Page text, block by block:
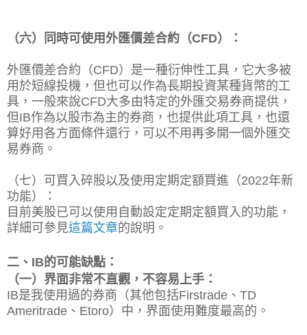
（六）同時可使用外匯價差合約（CFD）：
外匯價差合約（CFD）是一種衍伸性工具，它大多被
用於短線投機，但也可以作為長期投資某種貨幣的工
具，一般來說CFD大多由特定的外匯交易券商提供，
但IB作為以股市為主的券商，也提供此項工具，也還
算好用各方面條件還行，可以不用再多開一個外匯交
易券商。
（七）可買入碎股以及使用定期定額買進（2022年新
功能）：
目前美股已可以使用自動設定定期定額買入的功能，
詳細可參見這篇文章的說明。
二、IB的可能缺點：
（一） 界面非常不直觀，不容易上手：
IB是我使用過的券商（其他包括Firstrade、TD
Ameritrade、Etoro）中，界面使用難度最高的。